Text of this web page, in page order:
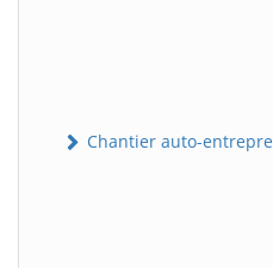
Chantier auto-